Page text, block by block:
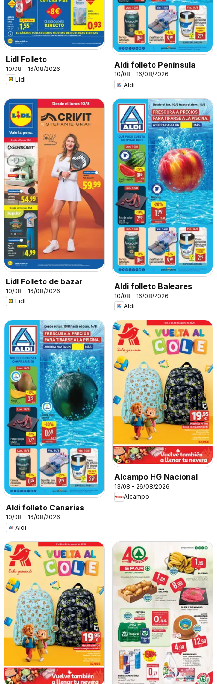
Lidl Folleto
10/08 - 16/08/2026
Lidl
Aldi folleto Península
10/08 - 16/08/2026
Aldi
Lidl Folleto de bazar
10/08 - 16/08/2026
Lidl
Aldi folleto Baleares
10/08 - 16/08/2026
Aldi
Aldi folleto Canarias
10/08 - 16/08/2026
Aldi
Alcampo HG Nacional
13/08 - 26/08/2026
Alcampo